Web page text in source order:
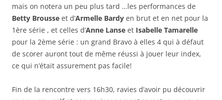
mais on notera un peu plus tard …les performances de
Betty Brousse et d’Armelle Bardy en brut et en net pour la
1ère série , et celles d’Anne Lanse et Isabelle Tamarelle
pour la 2ème série : un grand Bravo à elles 4 qui à défaut
de scorer auront tout de même réussi à jouer leur index,
ce qui n’était assurement pas facile!
Fin de la rencontre vers 16h30, ravies d’avoir pu découvrir